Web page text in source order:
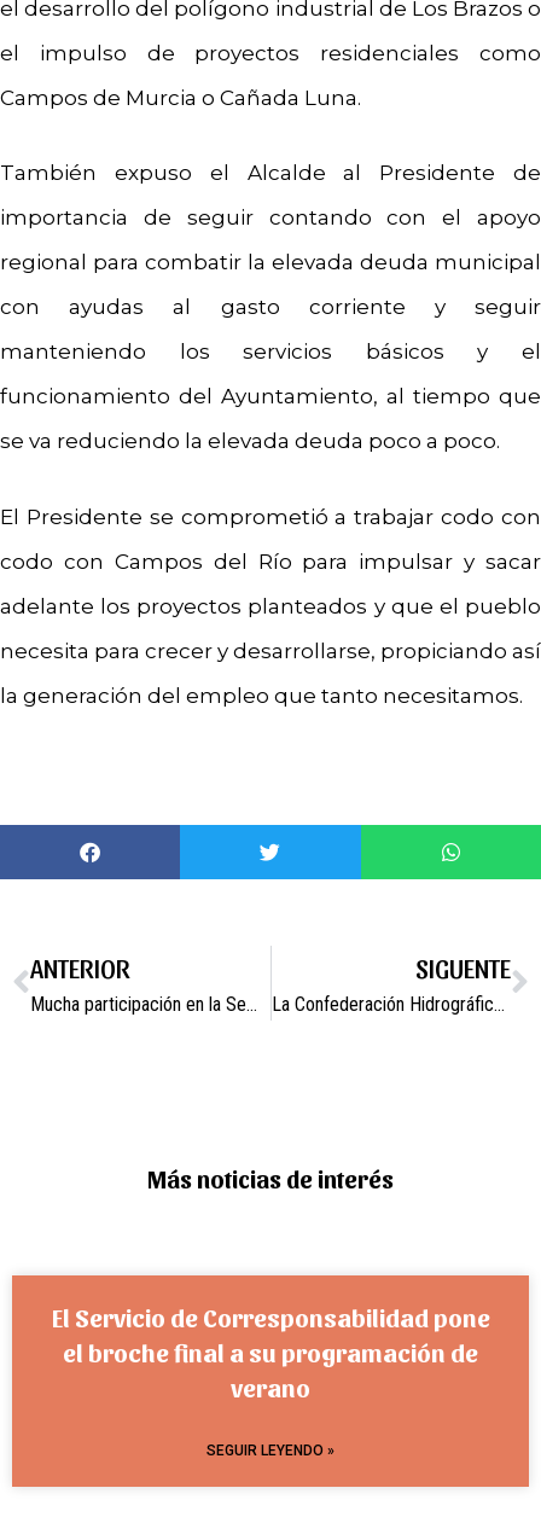
el desarrollo del polígono industrial de Los Brazos o
el impulso de proyectos residenciales como
Campos de Murcia o Cañada Luna.
También expuso el Alcalde al Presidente de
importancia de seguir contando con el apoyo
regional para combatir la elevada deuda municipal
con ayudas al gasto corriente y seguir
manteniendo los servicios básicos y el
funcionamiento del Ayuntamiento, al tiempo que
se va reduciendo la elevada deuda poco a poco.
El Presidente se comprometió a trabajar codo con
codo con Campos del Río para impulsar y sacar
adelante los proyectos planteados y que el pueblo
necesita para crecer y desarrollarse, propiciando así
la generación del empleo que tanto necesitamos.
ANTERIOR
Mucha participación en la Semana del Medioambiente 2014.
SIGUENTE
La Confederación Hidrográfica del Segura ha ordenado el desembalse de medio millón de metros cúbicos del pantano de Pliego, para aliviar la cuenca del Río Mula.
Más noticias de interés
El Servicio de Corresponsabilidad pone
el broche final a su programación de
verano
SEGUIR LEYENDO »